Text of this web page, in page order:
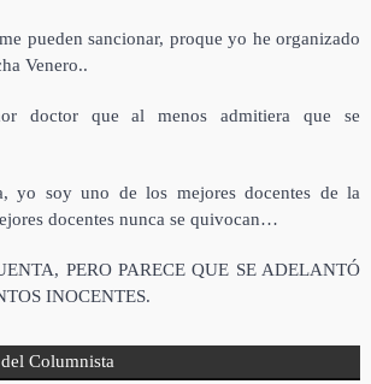
pueden sancionar, proque yo he organizado
Venero..
doctor que al menos admitiera que se
yo soy uno de los mejores docentes de la
docentes nunca se quivocan…
PERO PARECE QUE SE ADELANTÓ
INOCENTES.
Columnista